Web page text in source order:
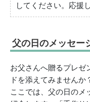
してください。応援
父の日のメッセー
お父さんへ贈るプレゼ
ドを添えてみませんか
ここでは、父の日のメ